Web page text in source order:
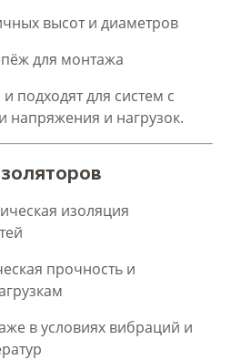
высот и диаметров
для монтажа
подходят для систем с
и нагрузок.
изоляция
прочность и
в условиях вибраций и